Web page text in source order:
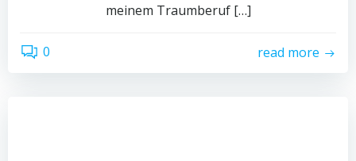
meinem Traumberuf […]
0 read more